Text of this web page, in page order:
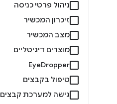
ניהול פרטי כניסה
זיכרון המכשיר
מצב המכשיר
מוצרים דיגיטליים
EyeDropper
טיפול בקבצים
גישה למערכת קבצים